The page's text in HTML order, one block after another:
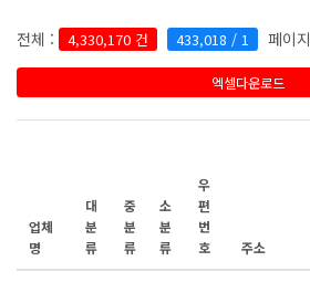
전체 : 4,330,170 건 433,018 / 1 페이지
엑셀다운로드
업체
명
대
분
류
중
분
류
소
분
류
우
편
번
호
주소